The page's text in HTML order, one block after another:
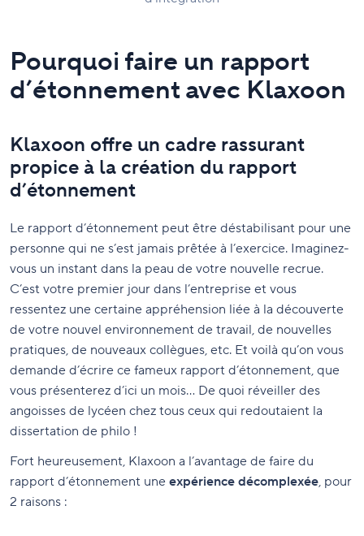
Pourquoi faire un rapport
d’étonnement avec Klaxoon
Klaxoon offre un cadre rassurant
propice à la création du rapport
d’étonnement
Le rapport d’étonnement peut être déstabilisant pour une
personne qui ne s’est jamais prêtée à l’exercice. Imaginez-
vous un instant dans la peau de votre nouvelle recrue.
C’est votre premier jour dans l’entreprise et vous
ressentez une certaine appréhension liée à la découverte
de votre nouvel environnement de travail, de nouvelles
pratiques, de nouveaux collègues, etc. Et voilà qu’on vous
demande d’écrire ce fameux rapport d’étonnement, que
vous présenterez d’ici un mois… De quoi réveiller des
angoisses de lycéen chez tous ceux qui redoutaient la
dissertation de philo !
Fort heureusement, Klaxoon a l’avantage de faire du
rapport d’étonnement une expérience décomplexée, pour
2 raisons :